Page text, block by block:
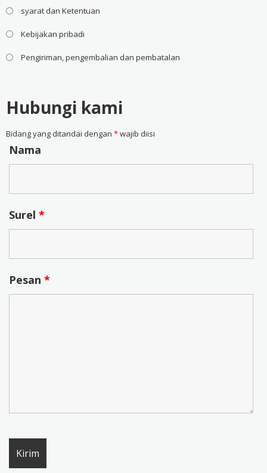
syarat dan Ketentuan
Kebijakan pribadi
Pengiriman, pengembalian dan pembatalan
Hubungi kami
Bidang yang ditandai dengan *wajib diisi
Nama
Surel *
Pesan *